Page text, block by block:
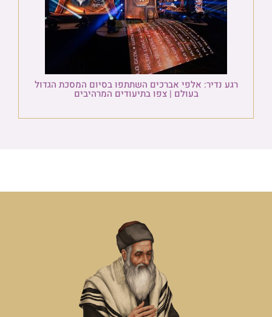
רגע נדיר: אלפי אברכים השתתפו בסיום המסכת הגדול
בעולם | צפו בתיעודים המרהיבים